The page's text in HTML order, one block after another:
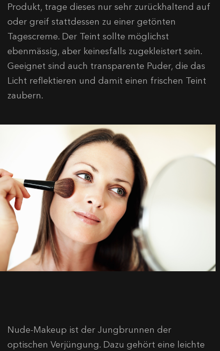
Produkt, trage dieses nur sehr zurückhaltend auf
oder greif stattdessen zu einer getönten
Tagescreme. Der Teint sollte möglichst
ebenmässig, aber keinesfalls zugekleistert sein.
Geeignet sind auch transparente Puder, die das
Licht reflektieren und damit einen frischen Teint
zaubern.
Nude-Makeup ist der Jungbrunnen der
optischen Verjüngung. Dazu gehört eine leichte